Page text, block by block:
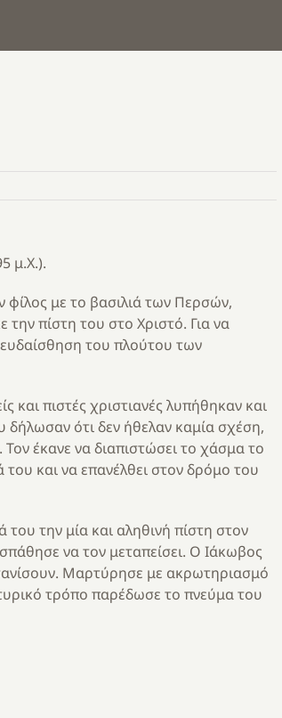
μ.Χ.).
με το βασιλιά των Περσών,
πίστη του στο Χριστό. Για να
του πλούτου των
και πιστές χριστιανές λυπήθηκαν και
δήλωσαν ότι δεν ήθελαν καμία σχέση,
έκανε να διαπιστώσει το χάσμα το
και να επανέλθει στον δρόμο του
την μία και αληθινή πίστη στον
να τον μεταπείσει. Ο Ιάκωβος
Μαρτύρησε με ακρωτηριασμό
τρόπο παρέδωσε το πνεύμα του